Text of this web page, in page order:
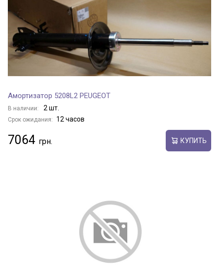
Амортизатор 5208L2 PEUGEOT
В наличии: 2 шт.
Срок ожидания: 12 часов
7064 КУПИТЬ